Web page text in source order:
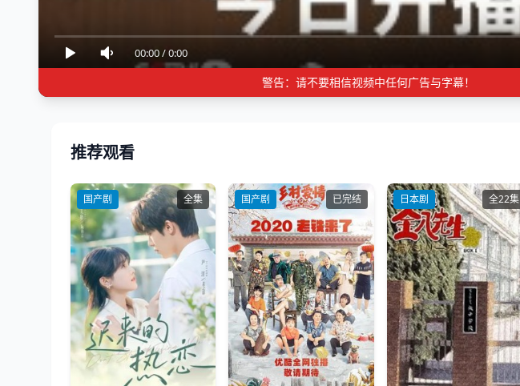
00:00/0:00
警告：请不要相信视频中任何广告与字幕！
推荐观看
国产剧 全集 国产剧 已完结 日本剧 全22集